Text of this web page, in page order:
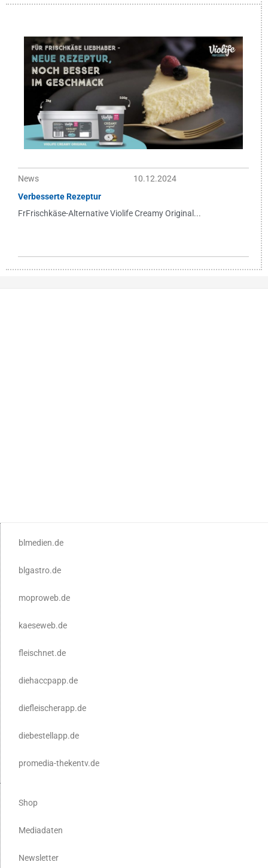
News
10.12.2024
Verbesserte Rezeptur
FrFrischkäse-Alternative Violife Creamy Original...
blmedien.de
blgastro.de
moproweb.de
kaeseweb.de
fleischnet.de
diehaccpapp.de
diefleischerapp.de
diebestellapp.de
promedia-thekentv.de
Shop
Mediadaten
Newsletter